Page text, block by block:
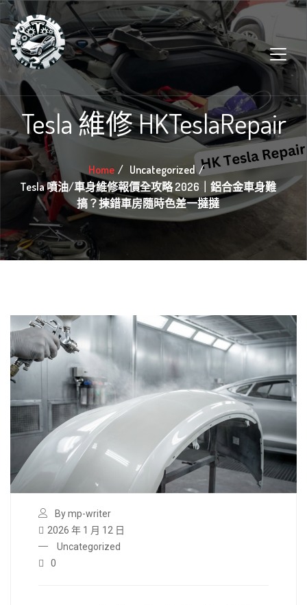
Tesla 維修 HKTeslaRepair
Home
Uncategorized
Tesla 噴油/車身維修報價全攻略 2026｜鋁合金車身難
搞？揀錯車房隨時色差一撻撻
By mp-writer
2026 年 1 月 12 日
Uncategorized
0